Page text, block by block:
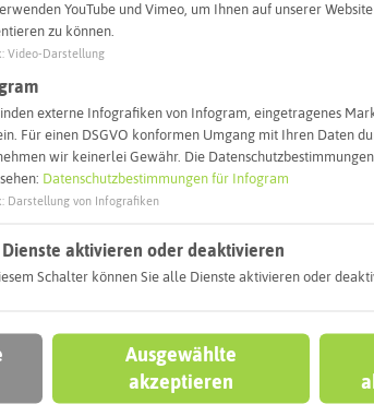
Autoroute finden
könnt
SEE
Antrup
HALTERN AM SEE
Unser
YouTube und Vimeo, um Ihnen auf unserer
zu können.
: Video-Darstellung
externe Infografiken von Infogram, eingetragenes
Für einen DSGVO konformen Umgang mit Ihren Daten
wir keinerlei Gewähr. Die
Datenschutzbestimmungen für Infogram
: Darstellung von Infografiken
aktivieren oder deaktivieren
Schalter können Sie alle Dienste aktivieren oder
Ausgewählte
akzeptieren